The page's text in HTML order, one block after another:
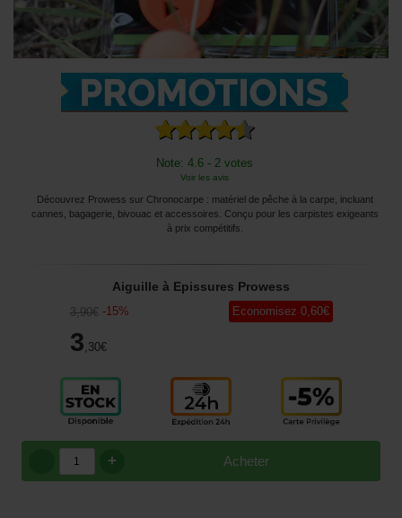
Note: 4.6 - 2 votes
Voir les avis
Découvrez Prowess sur Chronocarpe : matériel de pêche à la carpe, incluant
cannes, bagagerie, bivouac et accessoires. Conçu pour les carpistes exigeants
à prix compétitifs.
Aiguille à Epissures Prowess
3,90€ -15%
3 ,30€
Economisez 0,60€
Acheter
+